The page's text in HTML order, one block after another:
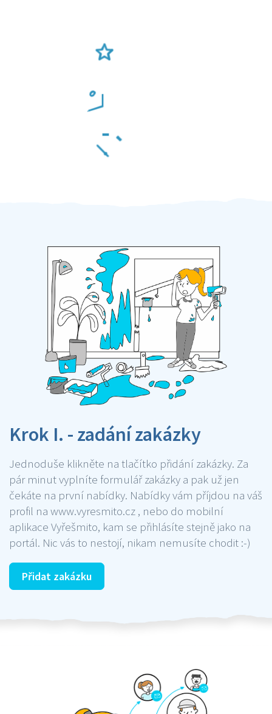
Krok I. - zadání zakázky
Jednoduše klikněte na tlačítko přidání zakázky. Za
pár minut vyplníte formulář zakázky a pak už jen
čekáte na první nabídky. Nabídky vám příjdou na váš
profil na www.vyresmito.cz , nebo do mobilní
aplikace Vyřešmito, kam se přihlásíte stejně jako na
portál. Nic vás to nestojí, nikam nemusíte chodit :-)
Přidat zakázku